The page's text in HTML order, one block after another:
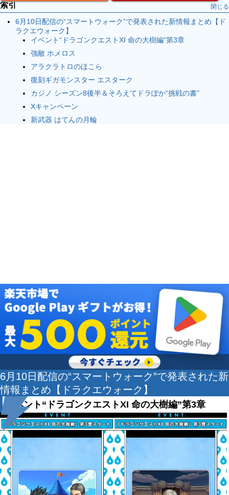
索引 閉じる
6月10日配信の“スマートウォーク”で発表された新情報まとめ【ド
ラクエウォーク】
イベント“ドラゴンクエストXI 命の大樹編”第3章
強敵 ホメロス
アラクラトロのほこら
復刻ギガモンスター エスターク
カジノ シーズン8後半＆そろえてドラぽか“挑戦の書”
Xキャンペーン
新武器 はてんの月輪
6月10日配信の“スマートウォーク”で発表された新
情報まとめ【ドラクエウォーク】
イベント“ドラゴンクエストXI 命の大樹編”第3章